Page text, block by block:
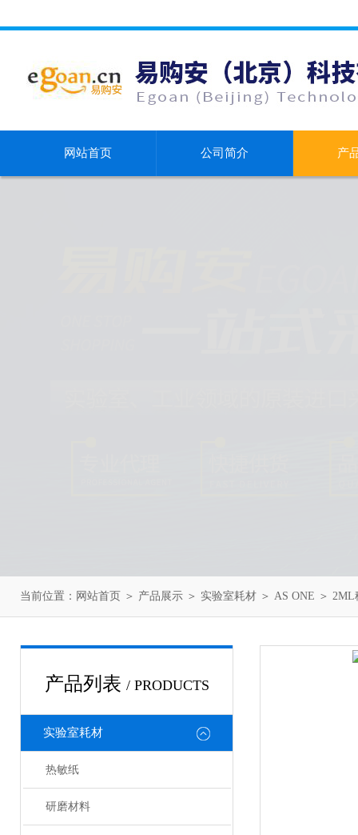
网站首页 公司简介 产
当前位置： 网站首页 ＞ 产品展示 ＞ 实验室耗材 ＞ AS ONE ＞
产品列表 / PRODUCTS
实验室耗材
热敏纸
研磨材料